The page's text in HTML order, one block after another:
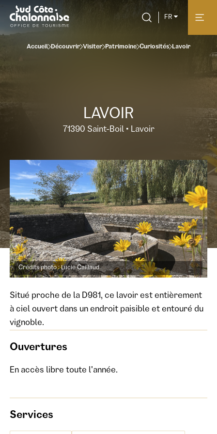
FR
Accueil Découvrir Visiter Patrimoine Curiosités Lavoir
LAVOIR
71390 Saint-Boil • Lavoir
Crédits photo : Lucie Caillaud
Situé proche de la D981, ce lavoir est entièrement
à ciel ouvert dans un endroit paisible et entouré du
vignoble.
Ouvertures
En accès libre toute l'année.
Services